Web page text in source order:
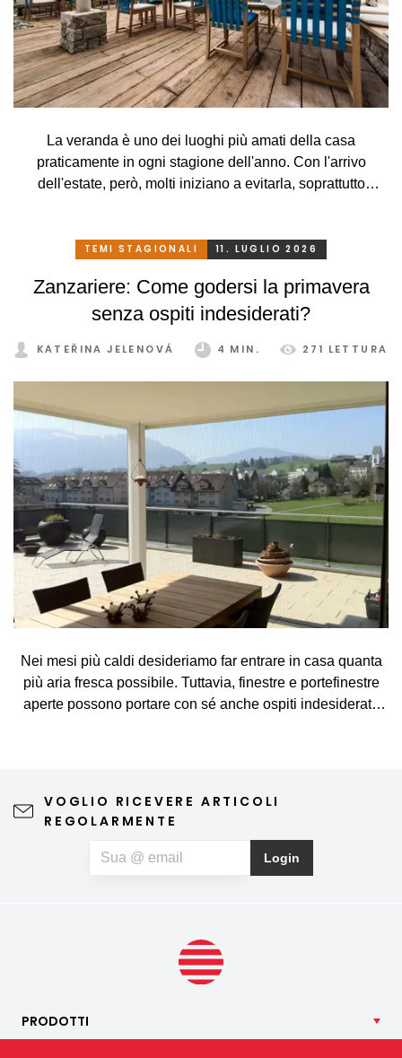
La veranda è uno dei luoghi più amati della casa
praticamente in ogni stagione dell'anno. Con l'arrivo
dell'estate, però, molti iniziano a evitarla, soprattutto
rilassarsi. Che peccato, però. Eppure basta davvero poco.
intelligente, potrete godervi la vostra veranda in tutta
comodità, in ogni stagione e senza limitazioni.
TEMI STAGIONALI 11. LUGLIO 2026
Zanzariere: Come godersi la primavera
senza ospiti indesiderati?
KATEŘINA JELENOVÁ 4 MIN. 271 LETTURA
Nei mesi più caldi desideriamo far entrare in casa quanta
più aria fresca possibile. Tuttavia, finestre e portefinestre
aperte possono portare con sé anche ospiti indesiderati,
dell'abitazione, richiede una manutenzione minima e può
contribuire anche a un riposo notturno più sereno. Se, oltre
limitare la quantità di particelle di polline che penetrano
all’interno.
VOGLIO RICEVERE ARTICOLI
REGOLARMENTE
Login
PRODOTTI